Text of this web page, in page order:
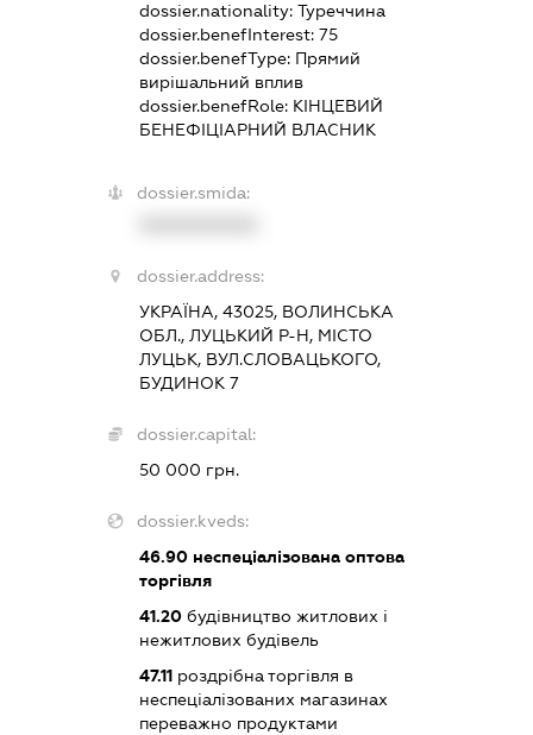
dossier.nationality:Туреччина
dossier.benefInterest:75
dossier.benefType: Прямий
вирішальний вплив
dossier.benefRole: КІНЦЕВИЙ
БЕНЕФІЦІАРНИЙ ВЛАСНИК
dossier.smida:
dossier.address:
УКРАЇНА, 43025, ВОЛИНСЬКА
ОБЛ., ЛУЦЬКИЙ Р-Н, МІСТО
ЛУЦЬК, ВУЛ.СЛОВАЦЬКОГО,
БУДИНОК 7
dossier.capital:
50 000 грн.
dossier.kveds:
46.90 неспеціалізована оптова
торгівля
41.20 будівництво житлових і
нежитлових будівель
47.11 роздрібна торгівля в
неспеціалізованих магазинах
переважно продуктами